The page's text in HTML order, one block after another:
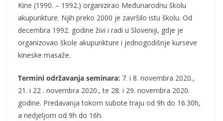
Kine (1990. – 1992.) organizirao Međunarodnu školu
akupunkture. Njih preko 2000 je završilo istu školu. Od
decembra 1992. godine živi i radi u Sloveniji, gdje je
organizovao škole akupunkture i jednogodišnje kurseve
kineske masaže.
Termini održavanja seminara: 7. i 8. novembra 2020.,
21. i 22 . novembra 2020., te 28. i 29. novembra 2020.
godine. Predavanja tokom subote traju od 9h do 16.30h,
a nedjeljom od 9h do 16h.